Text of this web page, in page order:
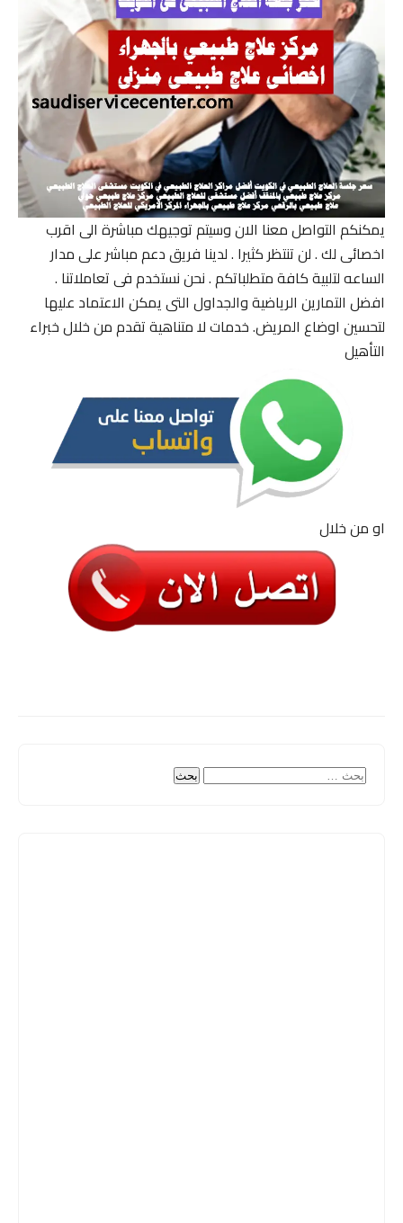
يمكنكم التواصل معنا الان وسيتم توجيهك مباشرة الى اقرب
اخصائى لك . لن تنتظر كثيرا . لدينا فريق دعم مباشر على مدار
الساعه لتلبية كافة متطلباتكم . نحن نستخدم فى تعاملاتنا .
افضل التمارين الرياضية والجداول التى يمكن الاعتماد عليها
لتحسين اوضاع المريض. خدمات لا متناهية تقدم من خلال خبراء
التأهيل
او من خلال
البحث